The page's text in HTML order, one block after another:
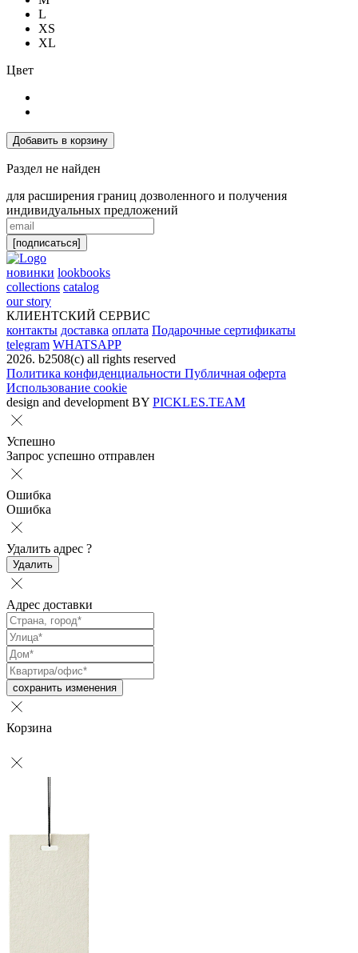
L
XS
XL
Цвет
Добавить в корзину
Раздел не найден
для расширения границ дозволенного и получения
индивидуальных предложений
[подписаться]
новинки lookbooks
collections catalog
our story
КЛИЕНТСКИЙ СЕРВИС
контакты доставка оплата Подарочные сертификаты
telegram WHATSAPP
2026. b2508(с) all rights reserved
Политика конфиденциальности Публичная оферта
Использование cookie
design and development BY PICKLES.TEAM
Успешно
Запрос успешно отправлен
Ошибка
Ошибка
Удалить адрес ?
Удалить
Адрес доставки
сохранить изменения
Корзина